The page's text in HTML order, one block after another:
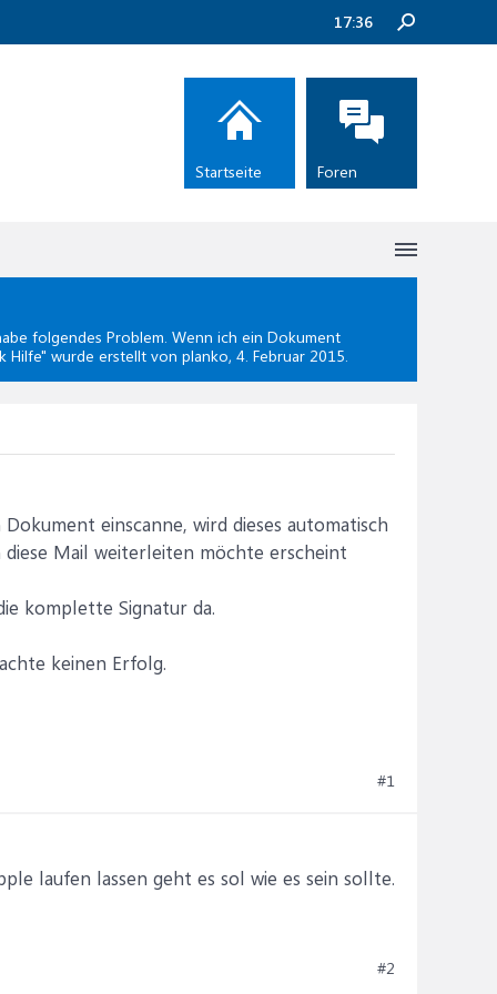
folgendes Problem. Wenn ich ein Dokument
Hilfe" wurde erstellt von planko, 4. Februar 2015.
einscanne, wird dieses automatisch
Mail weiterleiten möchte erscheint
komplette Signatur da.
keinen Erfolg.
#1
laufen lassen geht es sol wie es sein sollte.
#2
17:36
Startseite Foren